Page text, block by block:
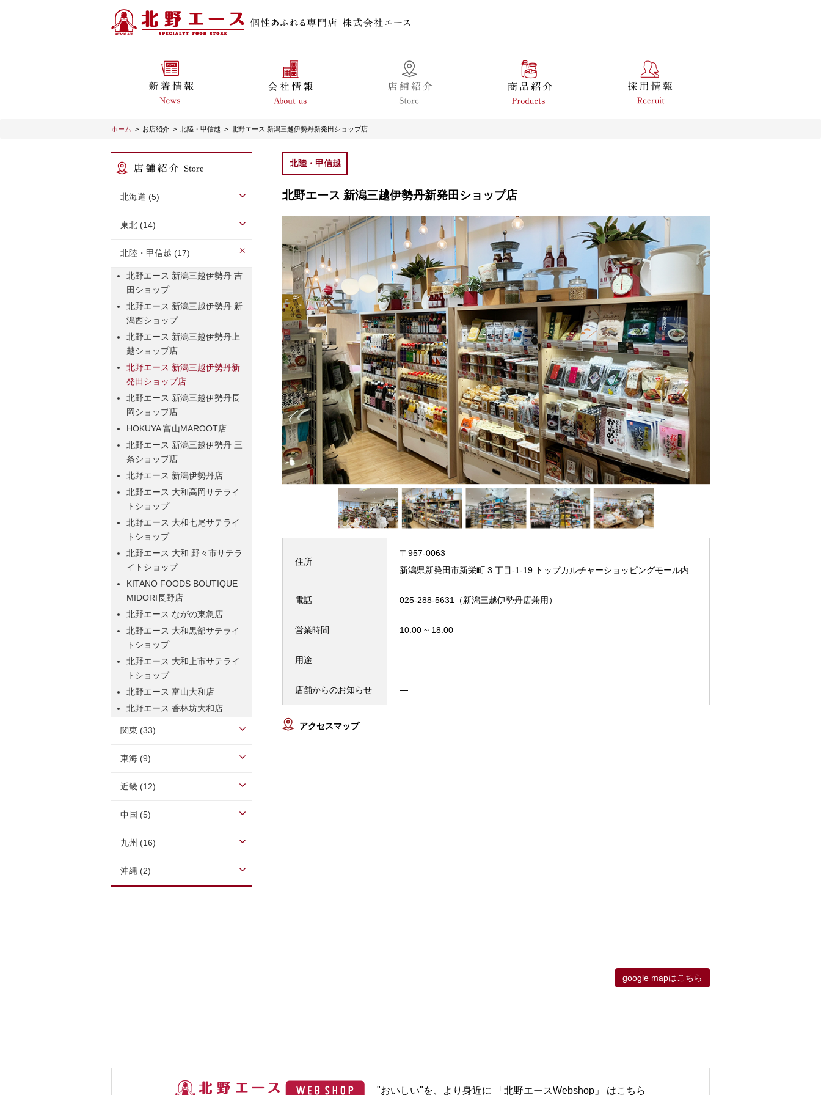
ホーム > お店紹介 > 北陸・甲信越 > 北野エース 新潟三越伊勢丹新発田ショップ店
北海道 (5)
東北 (14)
北陸・甲信越 (17)
北野エース 新潟三越伊勢丹 吉
田ショップ
北野エース 新潟三越伊勢丹 新
潟西ショップ
北野エース 新潟三越伊勢丹上
越ショップ店
北野エース 新潟三越伊勢丹新
発田ショップ店
北野エース 新潟三越伊勢丹長
岡ショップ店
HOKUYA 富山MAROOT店
北野エース 新潟三越伊勢丹 三
条ショップ店
北野エース 新潟伊勢丹店
北野エース 大和高岡サテライ
トショップ
北野エース 大和七尾サテライ
トショップ
北野エース 大和 野々市サテラ
イトショップ
KITANO FOODS BOUTIQUE
MIDORI長野店
北野エース ながの東急店
北野エース 大和黒部サテライ
トショップ
北野エース 大和上市サテライ
トショップ
北野エース 富山大和店
北野エース 香林坊大和店
関東 (33)
東海 (9)
近畿 (12)
中国 (5)
九州 (16)
沖縄 (2)
北陸・甲信越
北野エース 新潟三越伊勢丹新発田ショップ店
住所
〒957-0063
新潟県新発田市新栄町 3 丁目-1-19 トップカルチャーショッピングモール内
電話 025-288-5631（新潟三越伊勢丹店兼用）
営業時間 10:00 ~ 18:00
用途
店舗からのお知らせ —
アクセスマップ
google mapはこちら
"おいしい"を、より身近に 「北野エースWebshop」 はこちら